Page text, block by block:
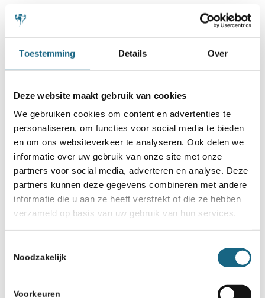
Toestemming Details Over
Deze website maakt gebruik van cookies
We gebruiken cookies om content en advertenties te
personaliseren, om functies voor social media te bieden
en om ons websiteverkeer te analyseren. Ook delen we
informatie over uw gebruik van onze site met onze
partners voor social media, adverteren en analyse. Deze
partners kunnen deze gegevens combineren met andere
informatie die u aan ze heeft verstrekt of die ze hebben
verzameld op basis van uw gebruik van hun services.
Noodzakelijk
Voorkeuren
Deel dit stuk
Schaakbond.nl wordt mede mogelijk